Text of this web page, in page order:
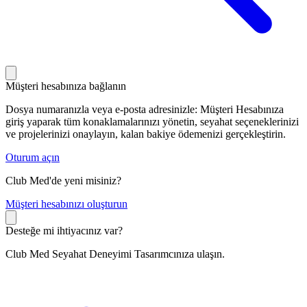
Müşteri hesabınıza bağlanın
Dosya numaranızla veya e-posta adresinizle: Müşteri Hesabınıza
giriş yaparak tüm konaklamalarınızı yönetin, seyahat seçeneklerinizi
ve projelerinizi onaylayın, kalan bakiye ödemenizi gerçekleştirin.
Oturum açın
Club Med'de yeni misiniz?
Müşteri hesabınızı oluşturun
Desteğe mi ihtiyacınız var?
Club Med Seyahat Deneyimi Tasarımcınıza ulaşın.